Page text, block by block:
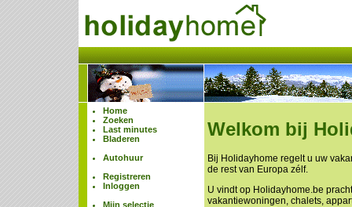
Home
Zoeken
Last minutes
Bladeren
Autohuur
Registreren
Inloggen
Mijn selectie
Welkom bij
Bij Holidayhome regelt u uw
de rest van Europa zélf.
U vindt op Holidayhome.be
vakantiewoningen, chalets,